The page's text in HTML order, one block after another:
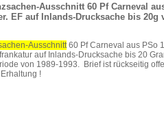
Ausschnitt 60 Pf Carneval
EF auf Inlands-Drucksache bis 20g
Ausschnitt 60 Pf Carneval aus PSo
auf Inlands-Drucksache bis 20
von 1989-1993. Brief ist rückseitig
!